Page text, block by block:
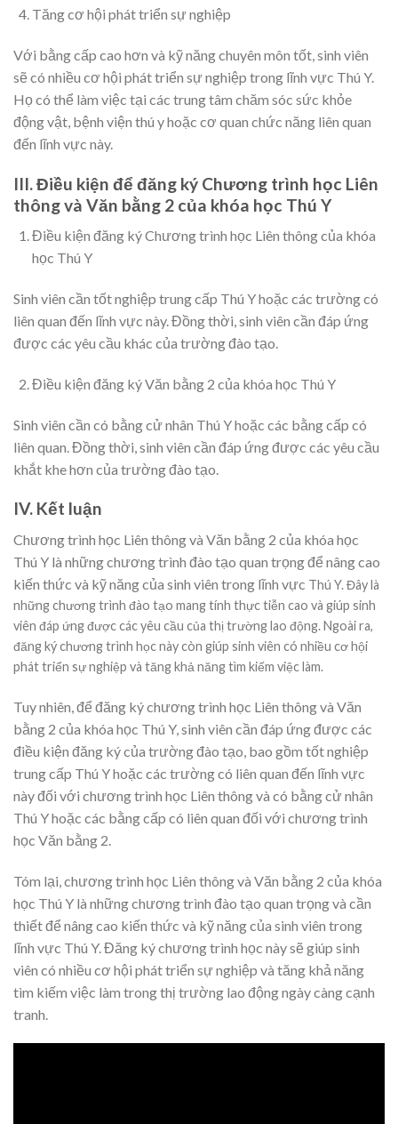
Tăng cơ hội phát triển sự nghiệp
Với bằng cấp cao hơn và kỹ năng chuyên môn tốt, sinh viên
sẽ có nhiều cơ hội phát triển sự nghiệp trong lĩnh vực Thú Y.
Họ có thể làm việc tại các trung tâm chăm sóc sức khỏe
động vật, bệnh viện thú y hoặc cơ quan chức năng liên quan
đến lĩnh vực này.
III. Điều kiện để đăng ký Chương trình học Liên
thông và Văn bằng 2 của khóa học Thú Y
Điều kiện đăng ký Chương trình học Liên thông của khóa
học Thú Y
Sinh viên cần tốt nghiệp trung cấp Thú Y hoặc các trường có
liên quan đến lĩnh vực này. Đồng thời, sinh viên cần đáp ứng
được các yêu cầu khác của trường đào tạo.
Điều kiện đăng ký Văn bằng 2 của khóa học Thú Y
Sinh viên cần có bằng cử nhân Thú Y hoặc các bằng cấp có
liên quan. Đồng thời, sinh viên cần đáp ứng được các yêu cầu
khắt khe hơn của trường đào tạo.
IV. Kết luận
Chương trình học Liên thông và Văn bằng 2 của khóa học
Thú Y là những chương trình đào tạo quan trọng để nâng cao
kiến thức và kỹ năng của sinh viên trong lĩnh vực Thú Y. Đây là
những chương trình đào tạo mang tính thực tiễn cao và giúp sinh
viên đáp ứng được các yêu cầu của thị trường lao động. Ngoài ra,
đăng ký chương trình học này còn giúp sinh viên có nhiều cơ hội
phát triển sự nghiệp và tăng khả năng tìm kiếm việc làm.
Tuy nhiên, để đăng ký chương trình học Liên thông và Văn
bằng 2 của khóa học Thú Y, sinh viên cần đáp ứng được các
điều kiện đăng ký của trường đào tạo, bao gồm tốt nghiệp
trung cấp Thú Y hoặc các trường có liên quan đến lĩnh vực
này đối với chương trình học Liên thông và có bằng cử nhân
Thú Y hoặc các bằng cấp có liên quan đối với chương trình
học Văn bằng 2.
Tóm lại, chương trình học Liên thông và Văn bằng 2 của khóa
học Thú Y là những chương trình đào tạo quan trọng và cần
thiết để nâng cao kiến thức và kỹ năng của sinh viên trong
lĩnh vực Thú Y. Đăng ký chương trình học này sẽ giúp sinh
viên có nhiều cơ hội phát triển sự nghiệp và tăng khả năng
tìm kiếm việc làm trong thị trường lao động ngày càng cạnh
tranh.